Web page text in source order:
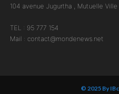
104 avenue Jugurtha , Mutuelle Ville
TEL : 95 777 154
Mail : contact@mondenews.net
© 2025 By